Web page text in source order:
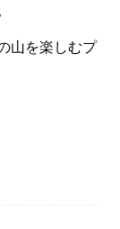
山を楽しむプ